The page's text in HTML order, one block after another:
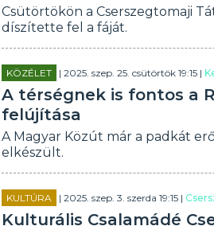
Csütörtökön a Cserszegtomaji
díszítette fel a fáját.
KÖZÉLET | 2025. szep. 25. csütörtök 19:15 |
A térségnek is fontos a
felújítása
A Magyar Közút már a padkát
elkészült.
KULTÚRA | 2025. szep. 3. szerda 19:15 |
Kulturális Csalamádé